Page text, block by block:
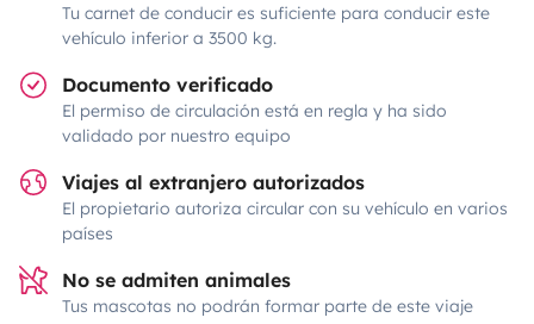
Tu carnet de conducir es suficiente para conducir este
vehículo inferior a 3500 kg.
Documento verificado
El permiso de circulación está en regla y ha sido
validado por nuestro equipo
Viajes al extranjero autorizados
El propietario autoriza circular con su vehículo en varios
países
No se admiten animales
Tus mascotas no podrán formar parte de este viaje